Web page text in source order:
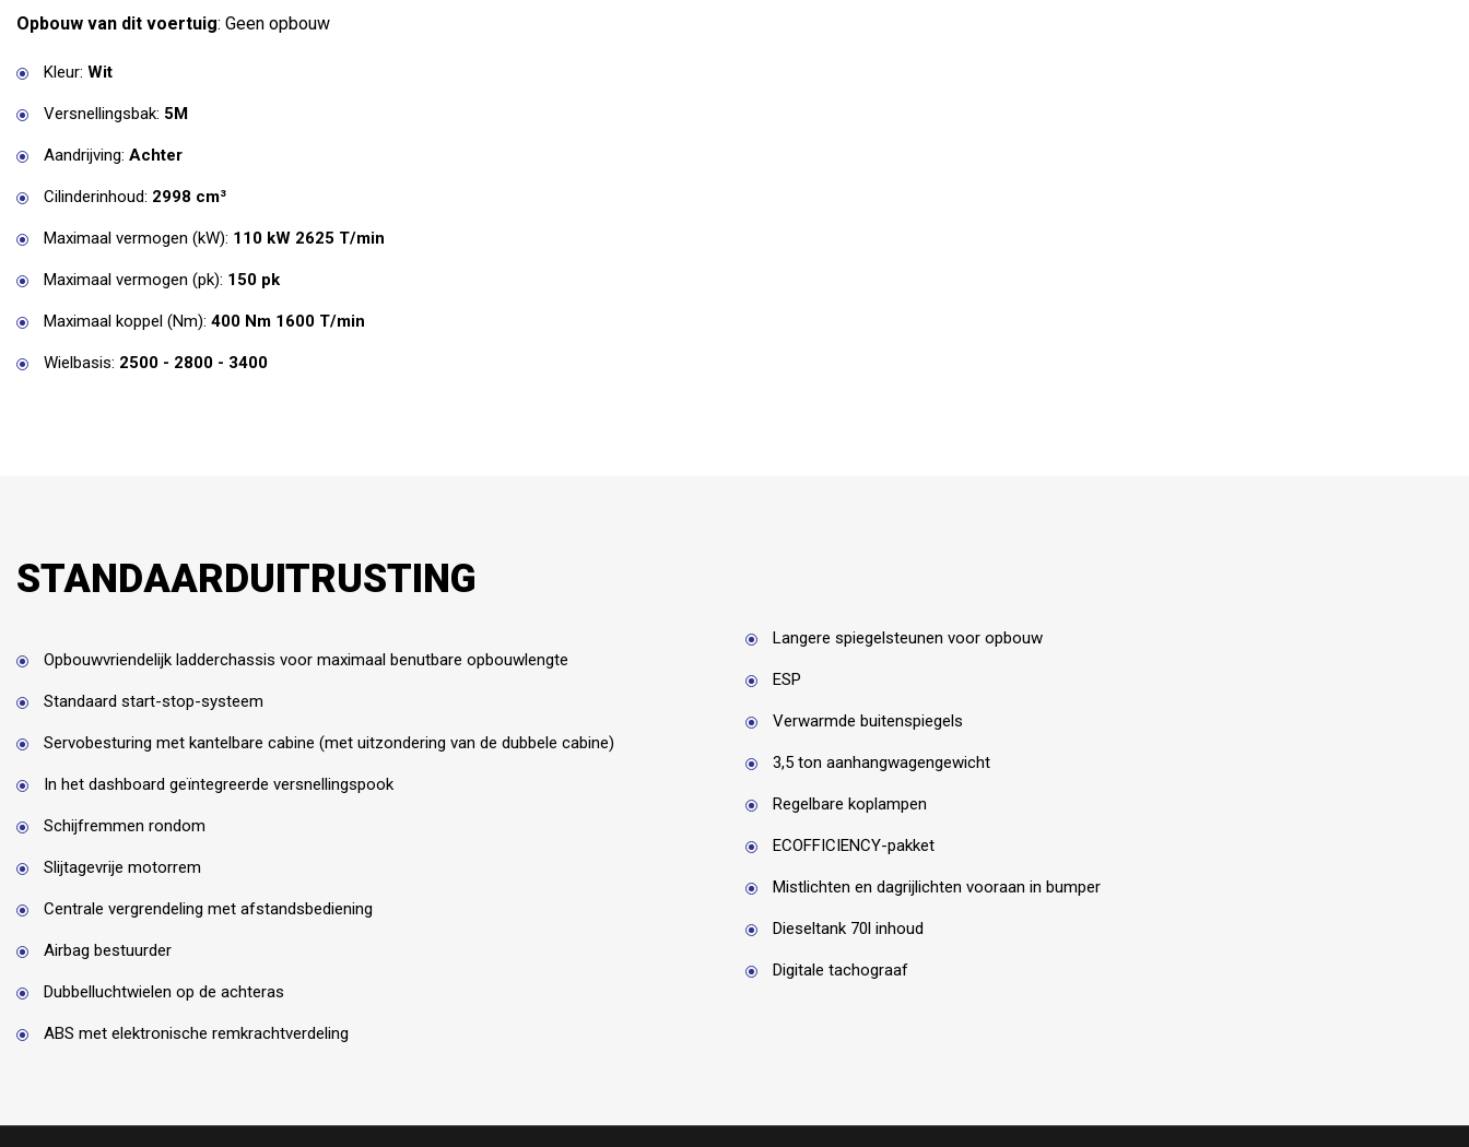
Opbouw van dit voertuig: Geen opbouw
Kleur: Wit
Versnellingsbak: 5M
Aandrijving: Achter
Cilinderinhoud: 2998 cm³
Maximaal vermogen (kW): 110 kW 2625 T/min
Maximaal vermogen (pk): 150 pk
Maximaal koppel (Nm): 400 Nm 1600 T/min
Wielbasis: 2500 - 2800 - 3400
STANDAARDUITRUSTING
Opbouwvriendelijk ladderchassis voor maximaal benutbare opbouwlengte
Standaard start-stop-systeem
Servobesturing met kantelbare cabine (met uitzondering van de dubbele cabine)
In het dashboard geïntegreerde versnellingspook
Schijfremmen rondom
Slijtagevrije motorrem
Centrale vergrendeling met afstandsbediening
Airbag bestuurder
Dubbelluchtwielen op de achteras
ABS met elektronische remkrachtverdeling
Langere spiegelsteunen voor opbouw
ESP
Verwarmde buitenspiegels
3,5 ton aanhangwagengewicht
Regelbare koplampen
ECOFFICIENCY-pakket
Mistlichten en dagrijlichten vooraan in bumper
Dieseltank 70l inhoud
Digitale tachograaf